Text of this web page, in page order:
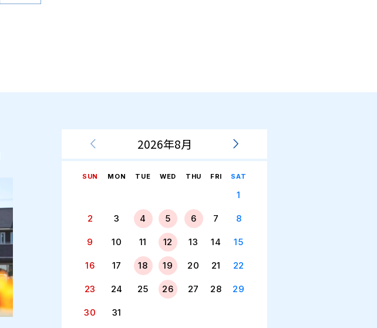
2026年8月
SUN MON TUE WED THU FRI SAT
1
2 3 4 5 6 7 8
9 10 11 12 13 14 15
16 17 18 19 20 21 22
23 24 25 26 27 28 29
30
31